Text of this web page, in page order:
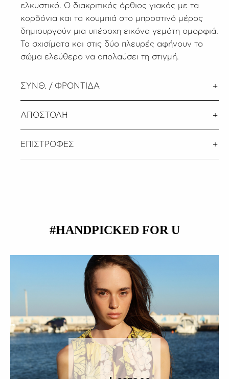
ελκυστικό. Ο διακριτικός όρθιος γιακάς με τα
κορδόνια και τα κουμπιά στο μπροστινό μέρος
δημιουργούν μια υπέροχη εικόνα γεμάτη ομορφιά.
Τα σχισίματα και στις δύο πλευρές αφήνουν το
σώμα ελεύθερο να απολαύσει τη στιγμή.
ΣΥΝΘ. / ΦΡΟΝΤΙΔΑ
ΑΠΟΣΤΟΛΗ
ΕΠΙΣΤΡΟΦΕΣ
#HANDPICKED FOR U